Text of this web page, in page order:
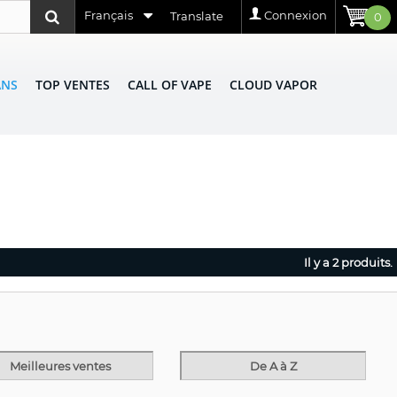
0
Connexion
Translate
Français
TOP VENTES CALL OF VAPE CLOUD VAPOR
Il y a 2 produits.
Meilleures ventes De A à Z